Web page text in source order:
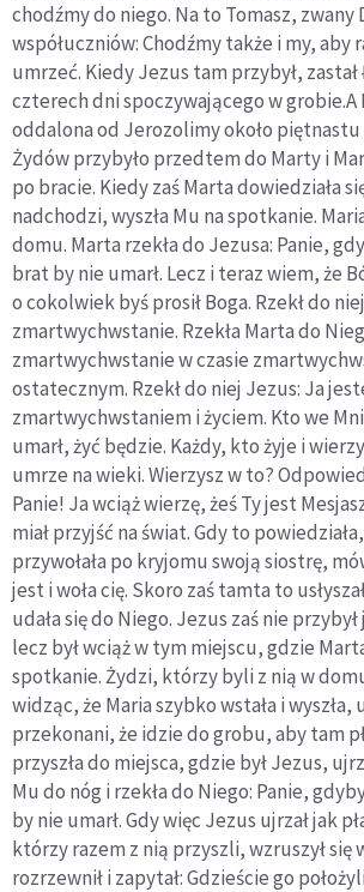
chodźmy do niego. Na to Tomasz, zwany
współuczniów: Chodźmy także i my, aby
umrzeć. Kiedy Jezus tam przybył, zastał
czterech dni spoczywającego w grobie.A
oddalona od Jerozolimy około
Żydów przybyło przedtem do Marty i
po bracie. Kiedy zaś Marta dowiedziała
nadchodzi, wyszła Mu na spotkanie.
domu. Marta rzekła do Jezusa: Panie,
brat by nie umarł. Lecz i teraz wiem, że
o cokolwiek byś prosił Boga. Rzekł do
zmartwychwstanie. Rzekła Marta do
zmartwychwstanie w czasie
ostatecznym. Rzekł do niej Jezus: Ja
zmartwychwstaniem i życiem. Kto we
umarł, żyć będzie. Każdy, kto żyje i
umrze na wieki. Wierzysz w to?
Panie! Ja wciąż wierzę, żeś Ty jest
miał przyjść na świat. Gdy to
przywołała po kryjomu swoją siostrę,
jest i woła cię. Skoro zaś tamta to
udała się do Niego. Jezus zaś nie
lecz był wciąż w tym miejscu, gdzie
spotkanie. Żydzi, którzy byli z nią w
widząc, że Maria szybko wstała i wyszła,
przekonani, że idzie do grobu, aby tam
przyszła do miejsca, gdzie był Jezus,
Mu do nóg i rzekła do Niego: Panie,
by nie umarł. Gdy więc Jezus ujrzał jak
którzy razem z nią przyszli, wzruszył się
rozrzewnił i zapytał: Gdzieście go